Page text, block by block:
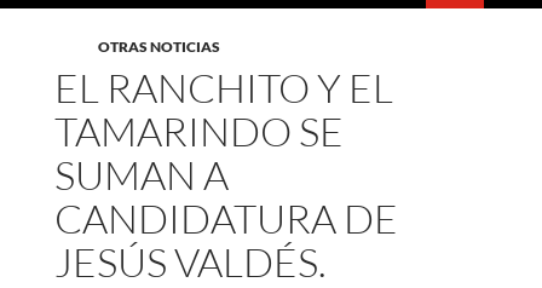
OTRAS NOTICIAS
EL RANCHITO Y EL
TAMARINDO SE
SUMAN A
CANDIDATURA DE
JESÚS VALDÉS.